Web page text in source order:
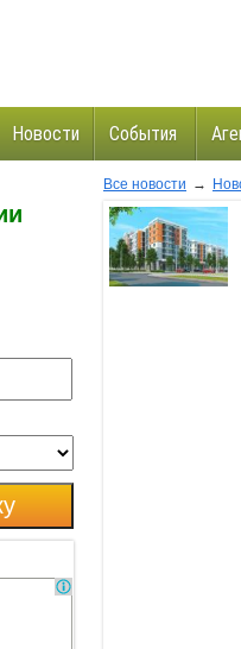
Новости События
Все новости →